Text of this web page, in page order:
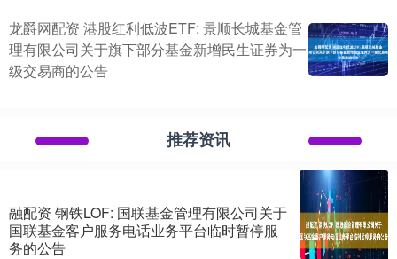
龙爵网配资 港股红利低波ETF: 景顺长城基金管
理有限公司关于旗下部分基金新增民生证券为一
级交易商的公告
推荐资讯
融配资 钢铁LOF: 国联基金管理有限公司关于
国联基金客户服务电话业务平台临时暂停服
务的公告